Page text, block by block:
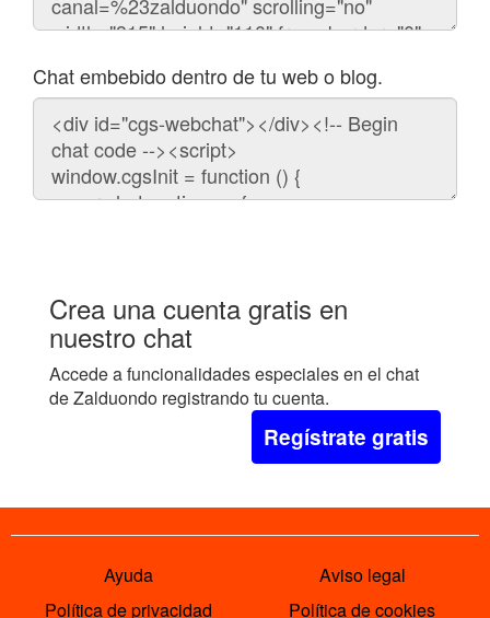
Chat embebido dentro de tu web o blog.
Código
para
embeber
chat
Crea una cuenta gratis en
nuestro chat
Accede a funcionalidades especiales en el chat
de Zalduondo registrando tu cuenta.
Regístrate gratis
Ayuda
Aviso legal
Política de privacidad
Política de cookies